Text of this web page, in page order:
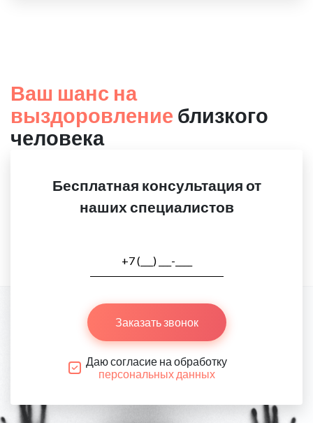
Ваш шанс на
выздоровление близкого
человека
Бесплатная консультация от
наших специалистов
Заказать звонок
Даю согласие на обработку
персональных данных